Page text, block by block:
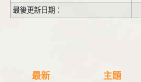
最後更新日期：
最新 主題